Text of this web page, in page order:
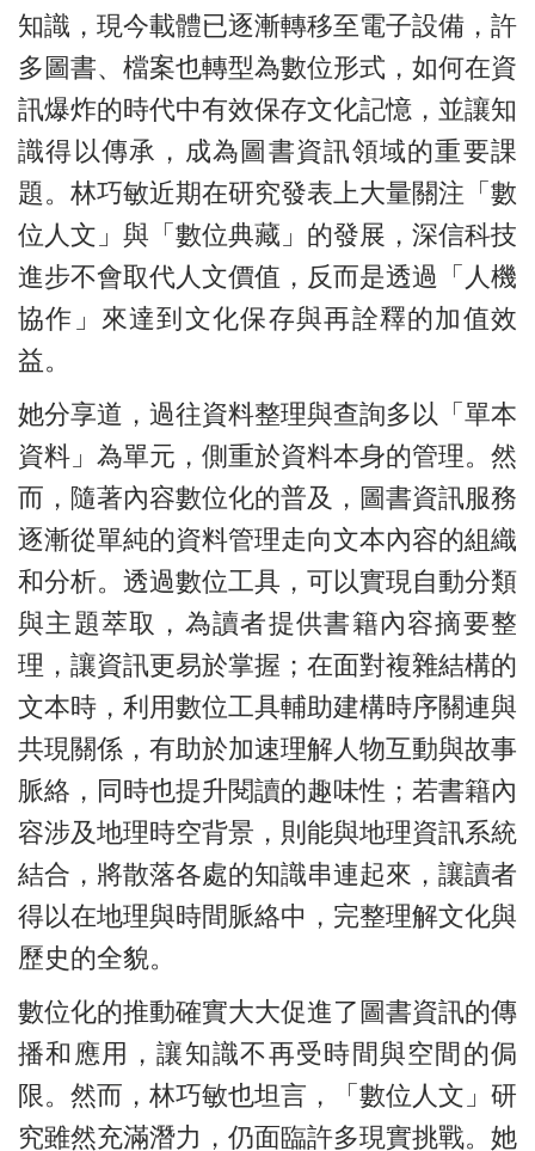
知識，現今載體已逐漸轉移至電子設備，許
多圖書、檔案也轉型為數位形式，如何在資
訊爆炸的時代中有效保存文化記憶，並讓知
識得以傳承，成為圖書資訊領域的重要課
題。林巧敏近期在研究發表上大量關注「數
位人文」與「數位典藏」的發展，深信科技
進步不會取代人文價值，反而是透過「人機
協作」來達到文化保存與再詮釋的加值效
益。
她分享道，過往資料整理與查詢多以「單本
資料」為單元，側重於資料本身的管理。然
而，隨著內容數位化的普及，圖書資訊服務
逐漸從單純的資料管理走向文本內容的組織
和分析。透過數位工具，可以實現自動分類
與主題萃取，為讀者提供書籍內容摘要整
理，讓資訊更易於掌握；在面對複雜結構的
文本時，利用數位工具輔助建構時序關連與
共現關係，有助於加速理解人物互動與故事
脈絡，同時也提升閱讀的趣味性；若書籍內
容涉及地理時空背景，則能與地理資訊系統
結合，將散落各處的知識串連起來，讓讀者
得以在地理與時間脈絡中，完整理解文化與
歷史的全貌。
數位化的推動確實大大促進了圖書資訊的傳
播和應用，讓知識不再受時間與空間的侷
限。然而，林巧敏也坦言，「數位人文」研
究雖然充滿潛力，仍面臨許多現實挑戰。她